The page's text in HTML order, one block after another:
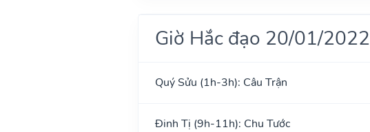
Giờ Hắc đạo 20/01/2022
Quý Sửu (1h-3h): Câu Trận
Đinh Tị (9h-11h): Chu Tước